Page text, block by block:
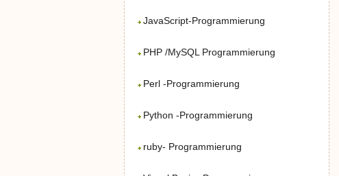
JavaScript-Programmierung
PHP /MySQL Programmierung
Perl -Programmierung
Python -Programmierung
ruby- Programmierung